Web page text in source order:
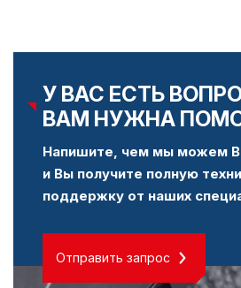
У ВАС ЕСТЬ
ВАМ НУЖНА
Напишите, чем мы можем
и Вы получите полную
поддержку от наших
Отправить запрос